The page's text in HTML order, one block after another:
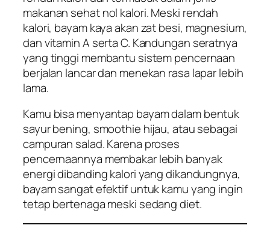
makanan sehat nol kalori. Meski rendah
kalori, bayam kaya akan zat besi, magnesium,
dan vitamin A serta C. Kandungan seratnya
yang tinggi membantu sistem pencernaan
berjalan lancar dan menekan rasa lapar lebih
lama.
Kamu bisa menyantap bayam dalam bentuk
sayur bening, smoothie hijau, atau sebagai
campuran salad. Karena proses
pencernaannya membakar lebih banyak
energi dibanding kalori yang dikandungnya,
bayam sangat efektif untuk kamu yang ingin
tetap bertenaga meski sedang diet.